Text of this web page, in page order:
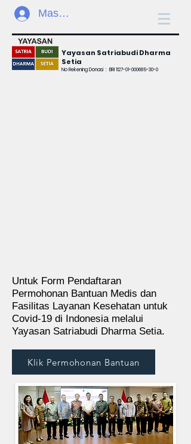
Masuk
Yayasan Satriabudi Dharma
Setia
No Rekening Donasi : BRI1127-01-000685-30-0
Untuk Form Pendaftaran
Permohonan Bantuan Medis dan
Fasilitas Layanan Kesehatan untuk
Covid-19 di Indonesia melalui
Yayasan Satriabudi Dharma Setia.
Klik Permohonan Bantuan